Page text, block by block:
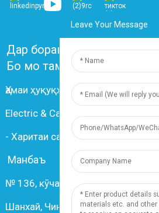
Дар бораи мо Саволҳои
Бо мо тамос гиред
Ҳамаи ҳуқуқҳо маҳфузанд ©
Electric & Cable Co., Ltd.
- Харитаи сайт - Resource
Манбаъ
№ 136, кӯчаи Чансян, шаҳри
Шанхай, Чин
Leave Your Message